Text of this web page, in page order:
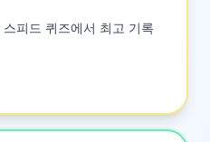
피드 퀴즈에서 최고 기록